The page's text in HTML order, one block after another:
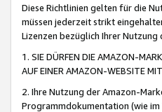
Diese Richtlinien gelten für die
müssen jederzeit strikt
Lizenzen bezüglich Ihrer Nutzung
1. SIE DÜRFEN DIE AMAZON-
AUF EINER AMAZON-WEBSITE
2. Ihre Nutzung der Amazon-
Programmdokumentation (wie im